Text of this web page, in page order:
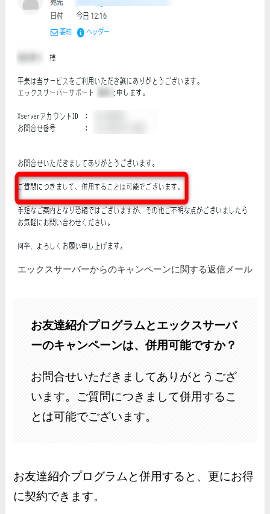
エックスサーバーからのキャンペーンに関する返信メール
お友達紹介プログラムとエックスサーバ
ーのキャンペーンは、併用可能ですか？
お問合せいただきましてありがとうござ
います。ご質問につきまして併用するこ
とは可能でございます。
お友達紹介プログラムと併用すると、更にお得
に契約できます。